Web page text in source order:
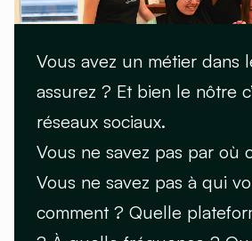
Vous avez un métier dans
assurez ? Et bien le nôtre
réseaux sociaux.
Vous ne savez pas par où
Vous ne savez pas à qui
comment ? Quelle